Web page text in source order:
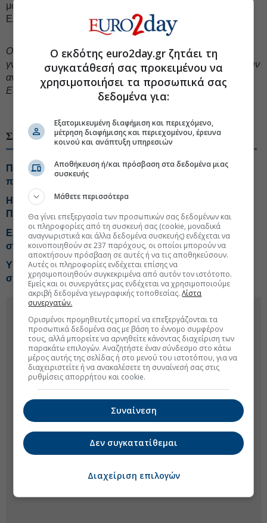
μάθαμε από τις φωτιές. Είναι πόσα χρόνια χρειάζεται η
Ελλάδα για να μετατρέψει το μάθημα σεπράξη
Oι απόψεις που διατυπώνονται σε ενυπόγραφο άρθρο
γνώμης ανήκουν στον συγγραφέα και δεν αντιπροσωπεύουν
αναγκαστικά, μερικώς ή στο σύνολο, απόψεις του
Euro2day.gr.
ΣΧΕΤΙΚΑ ΘΕΜΑΤΑ
Περιοδεία Μενδώνη στη Βόρεια Ελλάδα για την
παράδοση έργων πολιτισμού
H ευρύτερη περιοχή του Ολύμπου στον Κατάλογο
Παγκόσμιας Κληρονομιάς της UNESCO
ΕΛ.Α.Σ.: Ερωτήματα για την πρόληψη των πυρκαγιών
στη Δυτική Αττική
ΥΠΠΟ και Ελληνικό Κτηματολόγιο διευρύνουν τη
συνεργασία για το «Αρχαιολογικό Κτηματολόγιο»
Ο εκδότης euro2day.gr ζητάει τη
συγκατάθεσή σας προκειμένου να
χρησιμοποιήσει τα προσωπικά σας
δεδομένα για:
Εξατομικευμένη διαφήμιση και περιεχόμενο,
μέτρηση διαφήμισης και περιεχομένου, έρευνα
κοινού και ανάπτυξη υπηρεσιών
Αποθήκευση ή/και πρόσβαση στα δεδομένα μιας
συσκευής
Μάθετε περισσότερα
Θα γίνει επεξεργασία των προσωπικών σας δεδομένων και
οι πληροφορίες από τη συσκευή σας (cookie, μοναδικά
αναγνωριστικά και άλλα δεδομένα συσκευής) ενδέχεται να
κοινοποιηθούν σε 237 παρόχους, οι οποίοι μπορούν να
αποκτήσουν πρόσβαση σε αυτές ή να τις αποθηκεύσουν.
Αυτές οι πληροφορίες ενδέχεται επίσης να
χρησιμοποιηθούν συγκεκριμένα από αυτόν τον ιστότοπο.
Εμείς και οι συνεργάτες μας ενδέχεται να χρησιμοποιούμε
ακριβή δεδομένα γεωγραφικής τοποθεσίας.Λίστα
συνεργατών.
Ορισμένοι προμηθευτές μπορεί να επεξεργάζονται τα
προσωπικά δεδομένα σας με βάση το έννομο συμφέρον
τους, αλλά μπορείτε να αρνηθείτε κάνοντας διαχείριση των
παρακάτω επιλογών. Αναζητήστε έναν σύνδεσμο στο κάτω
μέρος αυτής της σελίδας ή στο μενού του ιστοτόπου, για να
διαχειριστείτε ή να ανακαλέσετε τη συναίνεσή σας στις
ρυθμίσεις απορρήτου και cookie.
Συναίνεση
Δεν συγκατατίθεμαι
Διαχείριση επιλογών